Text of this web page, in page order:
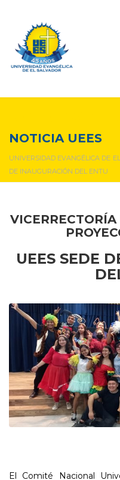
NOTICIA UEES
UNIVERSIDAD EVANGÉLICA DE
DE INAUGURACIÓN DEL ENTU
UEES SEDE
El Comité Nacional